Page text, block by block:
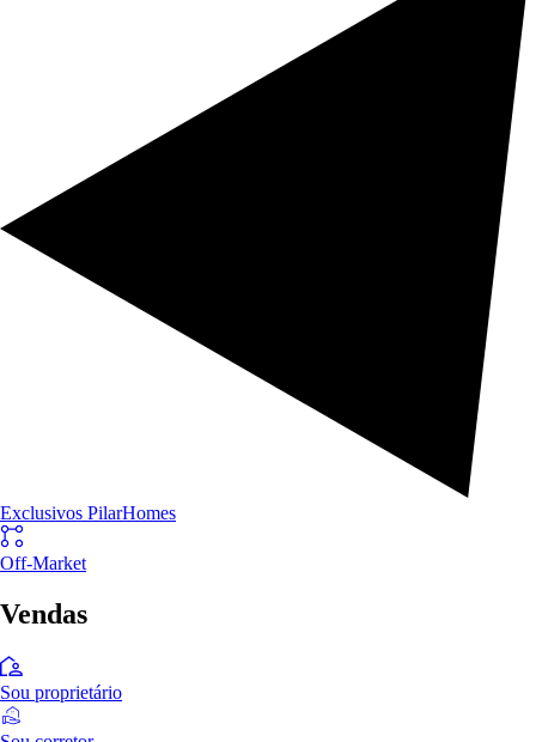
Exclusivos PilarHomes
Off-Market
Vendas
Sou proprietário